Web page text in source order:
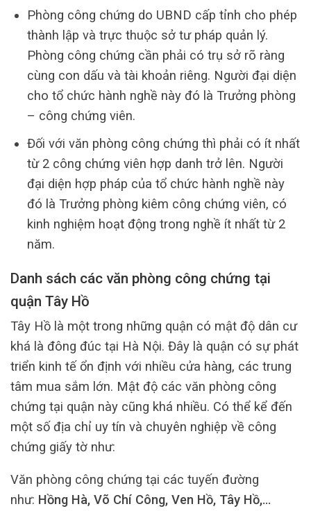
Phòng công chứng do UBND cấp tỉnh cho phép
thành lập và trực thuộc sở tư pháp quản lý.
Phòng công chứng cần phải có trụ sở rõ ràng
cùng con dấu và tài khoản riêng. Người đại diện
cho tổ chức hành nghề này đó là Trưởng phòng
– công chứng viên.
Đối với văn phòng công chứng thì phải có ít nhất
từ 2 công chứng viên hợp danh trở lên. Người
đại diện hợp pháp của tổ chức hành nghề này
đó là Trưởng phòng kiêm công chứng viên, có
kinh nghiệm hoạt động trong nghề ít nhất từ 2
năm.
Danh sách các văn phòng công chứng tại
quận Tây Hồ
Tây Hồ là một trong những quận có mật độ dân cư
khá là đông đúc tại Hà Nội. Đây là quận có sự phát
triển kinh tế ổn định với nhiều cửa hàng, các trung
tâm mua sắm lớn. Mật độ các văn phòng công
chứng tại quận này cũng khá nhiều. Có thể kể đến
một số địa chỉ uy tín và chuyên nghiệp về công
chứng giấy tờ như:
Văn phòng công chứng tại các tuyến đường
như: Hồng Hà, Võ Chí Công, Ven Hồ, Tây Hồ,…